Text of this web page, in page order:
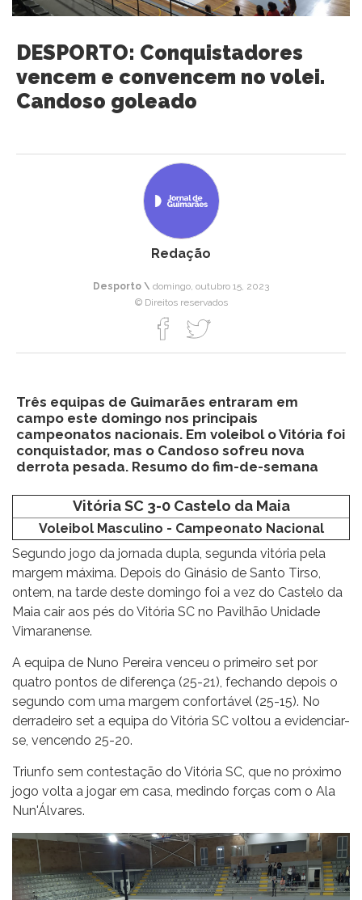
DESPORTO: Conquistadores
vencem e convencem no volei.
Candoso goleado
Redação
Desporto \ domingo, outubro 15, 2023
© Direitos reservados
Três equipas de Guimarães entraram em
campo este domingo nos principais
campeonatos nacionais. Em voleibol o Vitória foi
conquistador, mas o Candoso sofreu nova
derrota pesada. Resumo do fim-de-semana
Vitória SC 3-0 Castelo da Maia
Voleibol Masculino - Campeonato Nacional
Segundo jogo da jornada dupla, segunda vitória pela
margem máxima. Depois do Ginásio de Santo Tirso,
ontem, na tarde deste domingo foi a vez do Castelo da
Maia cair aos pés do Vitória SC no Pavilhão Unidade
Vimaranense.
A equipa de Nuno Pereira venceu o primeiro set por
quatro pontos de diferença (25-21), fechando depois o
segundo com uma margem confortável (25-15). No
derradeiro set a equipa do Vitória SC voltou a evidenciar-
se, vencendo 25-20.
Triunfo sem contestação do Vitória SC, que no próximo
jogo volta a jogar em casa, medindo forças com o Ala
Nun'Álvares.